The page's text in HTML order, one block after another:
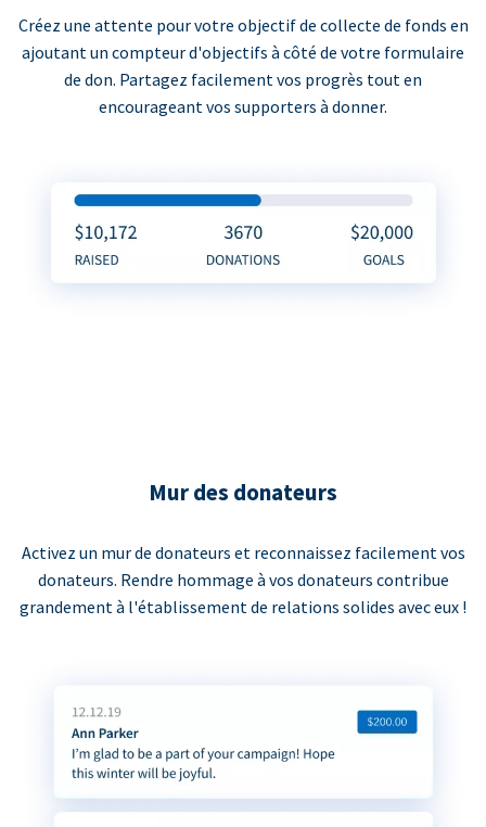
Créez une attente pour votre objectif de collecte de fonds en
ajoutant un compteur d'objectifs à côté de votre formulaire
de don. Partagez facilement vos progrès tout en
encourageant vos supporters à donner.
Mur des donateurs
Activez un mur de donateurs et reconnaissez facilement vos
donateurs. Rendre hommage à vos donateurs contribue
grandement à l'établissement de relations solides avec eux !